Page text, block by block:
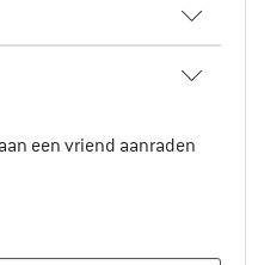
een vriend aanraden